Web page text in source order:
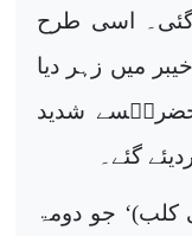
اسی طرح
میں زہر دیا
شدید
گئے۔
کلب)‘ جو دومۃ